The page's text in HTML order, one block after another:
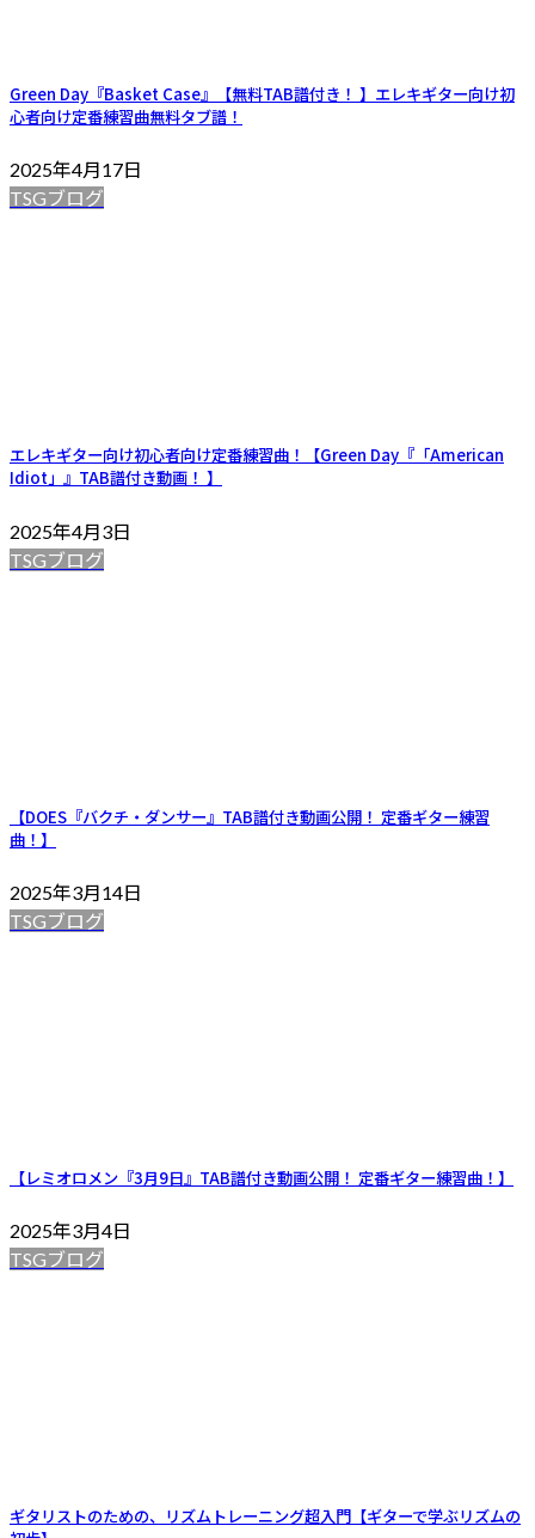
Green Day『Basket Case』【無料TAB譜付き！ 】エレキギター向け初
心者向け定番練習曲無料タブ譜！
2025年4月17日
TSGブログ
エレキギター向け初心者向け定番練習曲！【Green Day『「American
Idiot」』TAB譜付き動画！ 】
2025年4月3日
TSGブログ
【DOES『バクチ・ダンサー』TAB譜付き動画公開！ 定番ギター練習
曲！】
2025年3月14日
TSGブログ
【レミオロメン『3月9日』TAB譜付き動画公開！ 定番ギター練習曲！】
2025年3月4日
TSGブログ
ギタリストのための、リズムトレーニング超入門【ギターで学ぶリズムの